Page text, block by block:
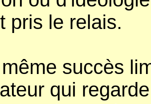
pris le relais.
succès
qui